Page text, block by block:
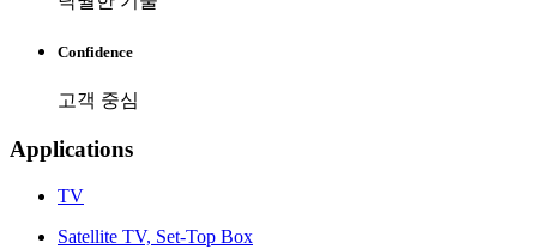
Confidence
고객 중심
Applications
TV
Satellite TV, Set-Top Box